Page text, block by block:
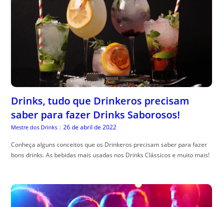
Drinks, tudo que Drinkeros precisam
saber para fazer Drinks Saborosos!
Mestre dos Drinks | 26 de abril de 2022
Conheça alguns conceitos que os Drinkeros precisam saber para fazer
bons drinks. As bebidas mais usadas nos Drinks Clássicos e muito mais!